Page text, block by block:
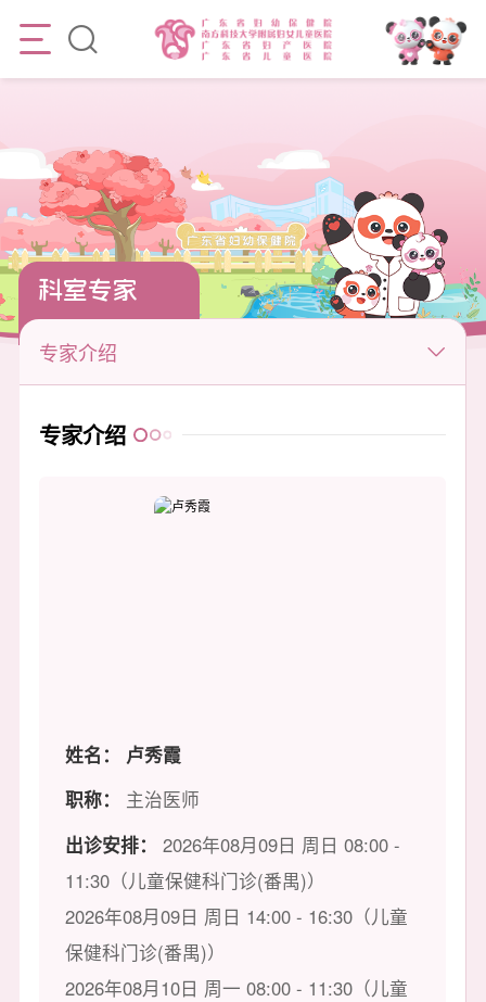
专家介绍
科室专家
专家介绍
姓名：
卢秀霞
职称：
主治医师
出诊安排：
2026年08月09日 周日 08:00 -
11:30（儿童保健科门诊(番禺)）
2026年08月09日 周日 14:00 - 16:30（儿童
保健科门诊(番禺)）
2026年08月10日 周一 08:00 - 11:30（儿童